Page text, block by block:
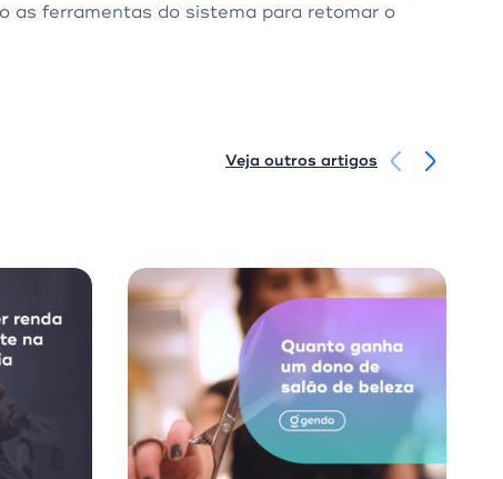
as ferramentas do sistema para retomar o
Veja outros artigos
Vendas